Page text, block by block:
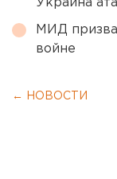
Украина
МИД
войне
← НОВОСТИ